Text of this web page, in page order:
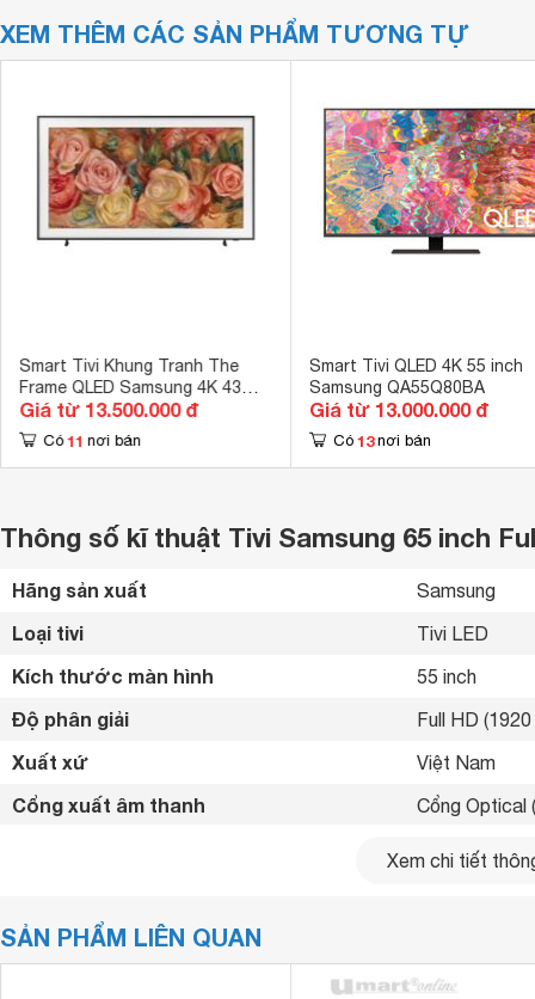
XEM THÊM CÁC SẢN PHẨM TƯƠNG TỰ
Smart Tivi Khung Tranh The
Frame QLED Samsung 4K 43
inch QA43LS03D
Giá từ 13.500.000 đ
Có 11 nơi bán
Smart Tivi QLED 4K 55 inch
Samsung QA55Q80BA
Giá từ 13.000.000 đ
Có 13 nơi bán
Thông số kĩ thuật Tivi Samsung 65 inch
Hãng sản xuất Samsung
Loại tivi Tivi LED
Kích thước màn hình 55 inch
Độ phân giải Full HD
Xuất xứ Việt Nam
Cổng xuất âm thanh Cổng Optical
Cổng
Công nghệ hình ảnh
Dolby Digital
Xem chi tiết
SẢN PHẨM LIÊN QUAN